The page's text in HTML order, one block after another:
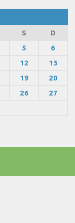
S
D
5
6
12
13
19
20
26
27